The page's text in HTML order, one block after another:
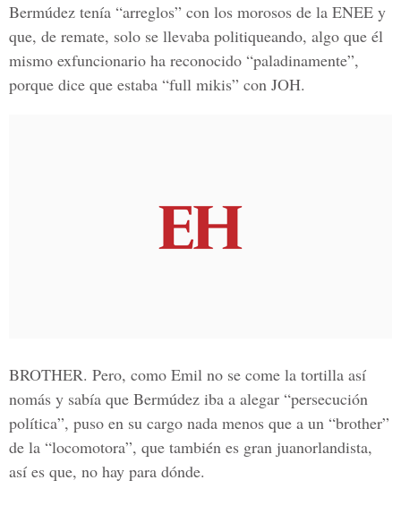
Bermúdez tenía “arreglos” con los morosos de la ENEE y
que, de remate, solo se llevaba politiqueando, algo que él
mismo exfuncionario ha reconocido “paladinamente”,
porque dice que estaba “full mikis” con JOH.
BROTHER. Pero, como Emil no se come la tortilla así
nomás y sabía que Bermúdez iba a alegar “persecución
política”, puso en su cargo nada menos que a un “brother”
de la “locomotora”, que también es gran juanorlandista,
así es que, no hay para dónde.